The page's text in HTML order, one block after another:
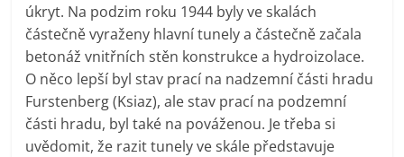
úkryt. Na podzim roku 1944 byly ve skalách
částečně vyraženy hlavní tunely a částečně začala
betonáž vnitřních stěn konstrukce a hydroizolace.
O něco lepší byl stav prací na nadzemní části hradu
Furstenberg (Ksiaz), ale stav prací na podzemní
části hradu, byl také na pováženou. Je třeba si
uvědomit, že razit tunely ve skále představuje